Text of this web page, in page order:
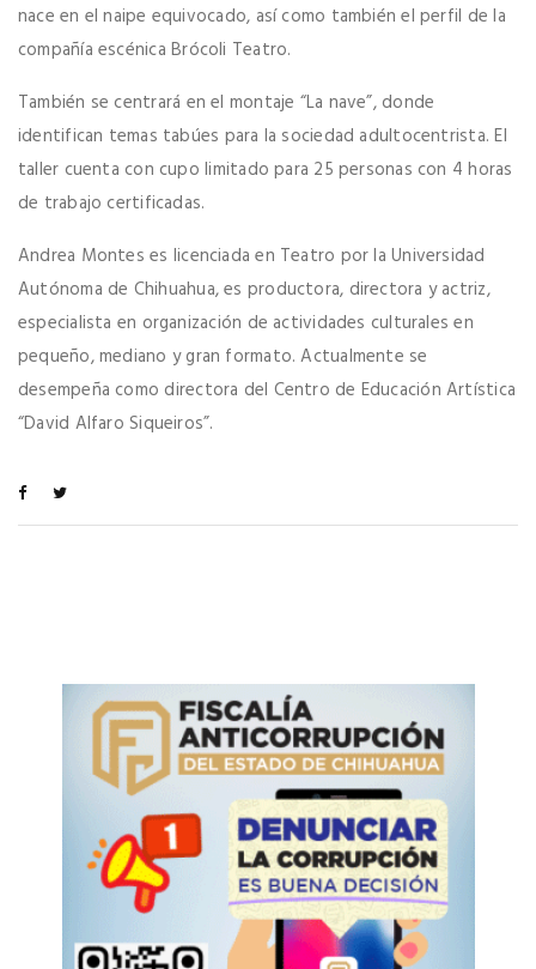
nace en el naipe equivocado, así como también el perfil de la
compañía escénica Brócoli Teatro.
También se centrará en el montaje “La nave”, donde
identifican temas tabúes para la sociedad adultocentrista. El
taller cuenta con cupo limitado para 25 personas con 4 horas
de trabajo certificadas.
Andrea Montes es licenciada en Teatro por la Universidad
Autónoma de Chihuahua, es productora, directora y actriz,
especialista en organización de actividades culturales en
pequeño, mediano y gran formato. Actualmente se
desempeña como directora del Centro de Educación Artística
“David Alfaro Siqueiros”.